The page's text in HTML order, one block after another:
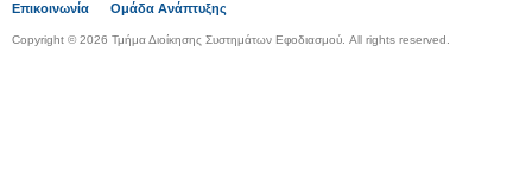
Επικοινωνία
Ομάδα Ανάπτυξης
Copyright © 2026 Τμήμα Διοίκησης Συστημάτων Εφοδιασμού. All rights reserved.